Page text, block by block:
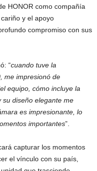
HONOR como compañía
y el apoyo
compromiso con sus
“cuando tuve la
me impresionó de
equipo, cómo incluye la
su diseño elegante me
es impresionante, lo
importantes”.
capturar los momentos
el vínculo con su país,